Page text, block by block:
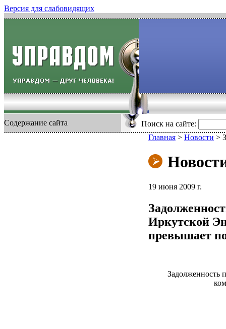
Версия для слабовидящих
Содержание сайта Поиск на сайте:
Главная > Новости >
19 июня 2009 г.
Иркутской
превышает
Задолженность